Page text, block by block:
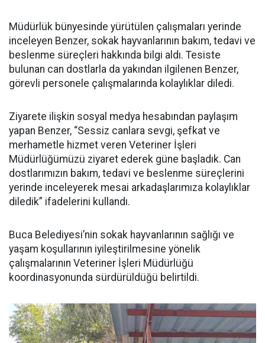
Müdürlük bünyesinde yürütülen çalışmaları yerinde
inceleyen Benzer, sokak hayvanlarının bakım, tedavi ve
beslenme süreçleri hakkında bilgi aldı. Tesiste
bulunan can dostlarla da yakından ilgilenen Benzer,
görevli personele çalışmalarında kolaylıklar diledi.
Ziyarete ilişkin sosyal medya hesabından paylaşım
yapan Benzer, “Sessiz canlara sevgi, şefkat ve
merhametle hizmet veren Veteriner İşleri
Müdürlüğümüzü ziyaret ederek güne başladık. Can
dostlarımızın bakım, tedavi ve beslenme süreçlerini
yerinde inceleyerek mesai arkadaşlarımıza kolaylıklar
diledik” ifadelerini kullandı.
Buca Belediyesi’nin sokak hayvanlarının sağlığı ve
yaşam koşullarının iyileştirilmesine yönelik
çalışmalarının Veteriner İşleri Müdürlüğü
koordinasyonunda sürdürüldüğü belirtildi.